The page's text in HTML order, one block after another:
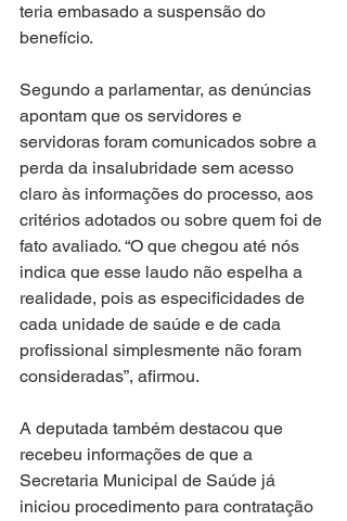
teria embasado a suspensão do
benefício.
Segundo a parlamentar, as denúncias
apontam que os servidores e
servidoras foram comunicados sobre a
perda da insalubridade sem acesso
claro às informações do processo, aos
critérios adotados ou sobre quem foi de
fato avaliado. “O que chegou até nós
indica que esse laudo não espelha a
realidade, pois as especificidades de
cada unidade de saúde e de cada
profissional simplesmente não foram
consideradas”, afirmou.
A deputada também destacou que
recebeu informações de que a
Secretaria Municipal de Saúde já
iniciou procedimento para contratação